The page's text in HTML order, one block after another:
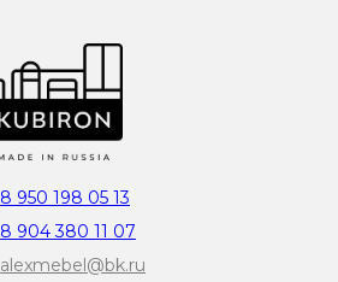
8 950 198 05 13
8 904 380 11 07
alexmebel@bk.ru